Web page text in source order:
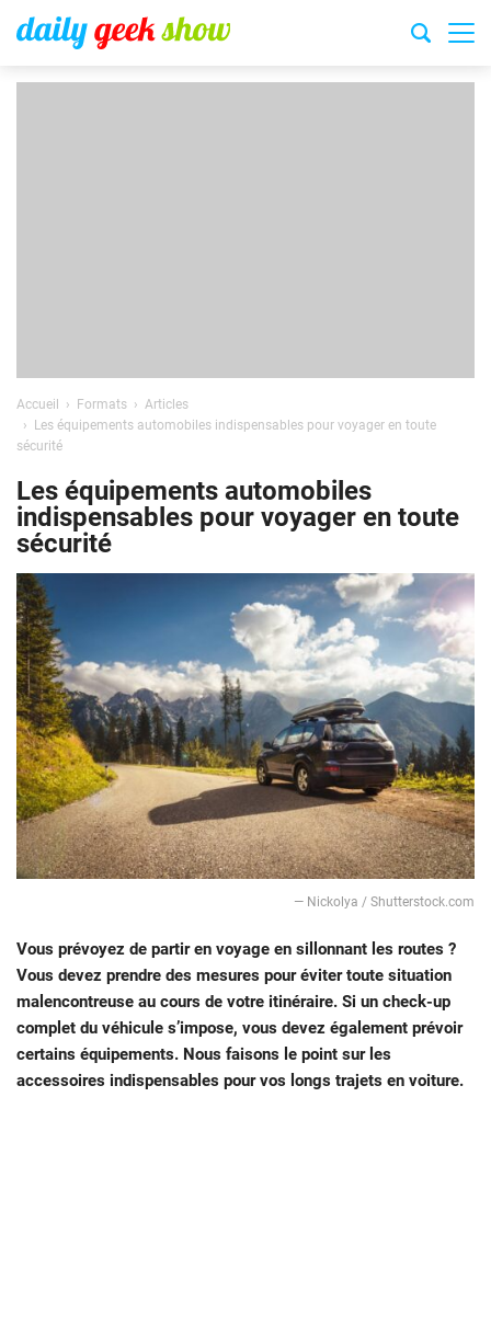
Accueil Formats
Articles
Les équipements automobiles indispensables pour voyager en toute
sécurité
Les équipements automobiles
indispensables pour voyager en toute
sécurité
— Nickolya / Shutterstock.com
Vous prévoyez de partir en voyage en sillonnant les routes ?
Vous devez prendre des mesures pour éviter toute situation
malencontreuse au cours de votre itinéraire. Si un check-up
complet du véhicule s’impose, vous devez également prévoir
certains équipements. Nous faisons le point sur les
accessoires indispensables pour vos longs trajets en voiture.